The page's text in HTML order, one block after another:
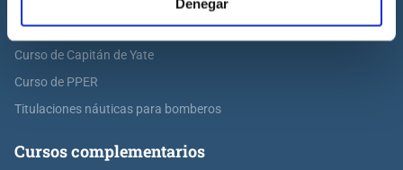
Denegar
Curso de Patrón de Yate
Curso de Capitán de Yate
Curso de PPER
Titulaciones náuticas para bomberos
Cursos complementarios